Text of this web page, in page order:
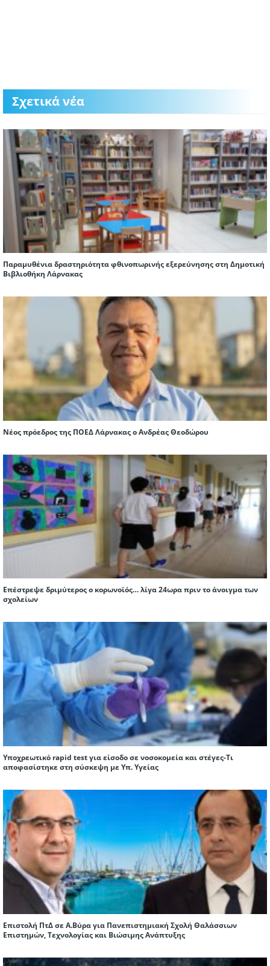
Σχετικά νέα
Παραμυθένια δραστηριότητα φθινοπωρινής εξερεύνησης στη Δημοτική
Βιβλιοθήκη Λάρνακας
Νέος πρόεδρος της ΠΟΕΔ Λάρνακας ο Ανδρέας Θεοδώρου
Επέστρεψε δριμύτερος ο κορωνοϊός… λίγα 24ωρα πριν το άνοιγμα των
σχολείων
Υποχρεωτικό rapid test για είσοδο σε νοσοκομεία και στέγες-Τι
αποφασίστηκε στη σύσκεψη με Υπ. Υγείας
Επιστολή ΠτΔ σε Α.Βύρα για Πανεπιστημιακή Σχολή Θαλάσσιων
Επιστημών, Τεχνολογίας και Βιώσιμης Ανάπτυξης